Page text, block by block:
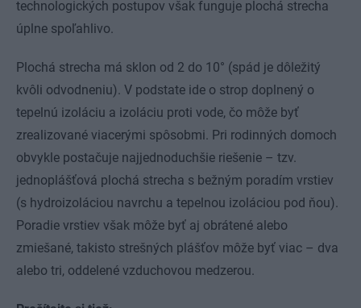
technologických postupov však funguje plochá strecha
úplne spoľahlivo.
Plochá strecha má sklon od 2 do 10° (spád je dôležitý
kvôli odvodneniu). V podstate ide o strop doplnený o
tepelnú izoláciu a izoláciu proti vode, čo môže byť
zrealizované viacerými spôsobmi. Pri rodinných domoch
obvykle postačuje najjednoduchšie riešenie – tzv.
jednoplášťová plochá strecha s bežným poradím vrstiev
(s hydroizoláciou navrchu a tepelnou izoláciou pod ňou).
Poradie vrstiev však môže byť aj obrátené alebo
zmiešané, takisto strešných plášťov môže byť viac – dva
alebo tri, oddelené vzduchovou medzerou.